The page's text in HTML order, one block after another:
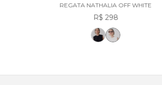
REGATA NATHALIA OFF WHITE
R$ 298